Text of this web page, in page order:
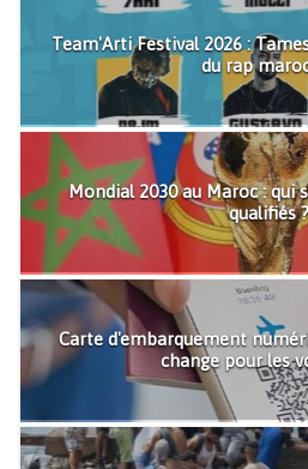
Team'Arti Festival 2026 :
du rap
Mondial 2030 au Maroc : qui
qualifiés ?
Carte d'embarquement
change pour les